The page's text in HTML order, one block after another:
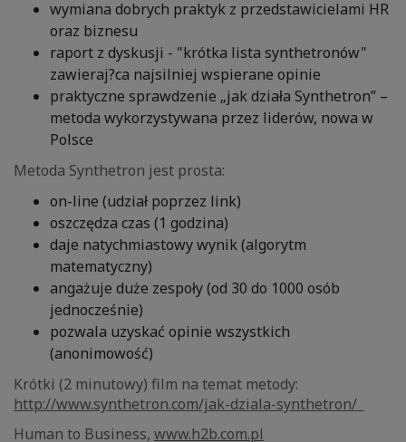
wymiana dobrych praktyk z przedstawicielami HR
oraz biznesu
raport z dyskusji - "krótka lista synthetronów"
zawieraj?ca najsilniej wspierane opinie
praktyczne sprawdzenie „jak działa Synthetron” –
metoda wykorzystywana przez liderów, nowa w
Polsce
Metoda Synthetron jest prosta:
on-line (udział poprzez link)
oszczędza czas (1 godzina)
daje natychmiastowy wynik (algorytm
matematyczny)
angażuje duże zespoły (od 30 do 1000 osób
jednocześnie)
pozwala uzyskać opinie wszystkich
(anonimowość)
Krótki (2 minutowy) film na temat metody:
http://www.synthetron.com/jak-dziala-synthetron/
Human to Business, www.h2b.com.pl